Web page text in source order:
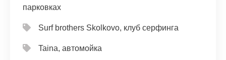
парковках
Surf brothers Skolkovo, клуб серфинга
Taina, автомойка